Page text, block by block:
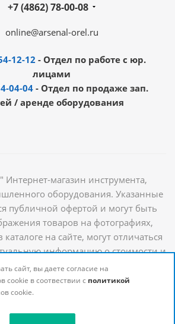
+7 (4862) 78-00-08
online@arsenal-orel.ru
12-12 - Отдел по работе с юр.
лицами
04-04- Отдел по продаже зап.
/ аренде оборудования
Интернет-магазин инструмента,
оборудования. Указанные
публичной офертой и могут быть
товаров на фотографиях,
на сайте, могут отличаться
информацию о стоимости и
можно получить у наших
менеджеров
сайт, вы даете согласие на
cookie в соотвествии с политикой
cookie.